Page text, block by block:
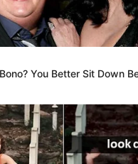
You Better Sit Down